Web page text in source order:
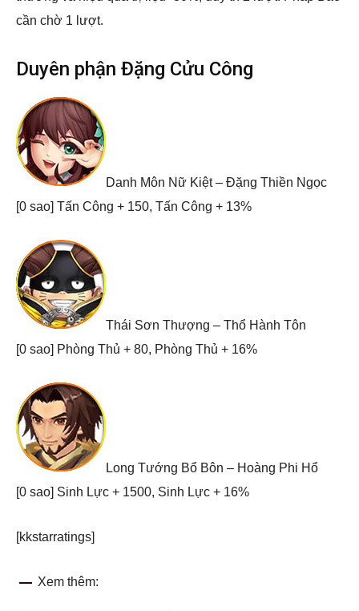
cần chờ 1 lượt.
Duyên phận Đặng Cửu Công
Danh Môn Nữ Kiệt – Đặng Thiền Ngọc
[0 sao] Tấn Công + 150, Tấn Công + 13%
Thái Sơn Thượng – Thổ Hành Tôn
[0 sao] Phòng Thủ + 80, Phòng Thủ + 16%
Long Tướng Bổ Bôn – Hoàng Phi Hổ
[0 sao] Sinh Lực + 1500, Sinh Lực + 16%
[kkstarratings]
Xem thêm: